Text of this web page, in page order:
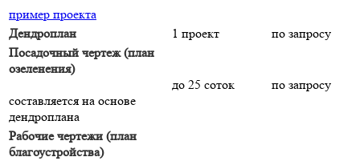
пример проекта
Дендроплан 1 проект
по запросу
Посадочный чертеж (план
озеленения)
составляется на основе
дендроплана
до 25 соток по запросу
Рабочие чертежи (план
благоустройства)